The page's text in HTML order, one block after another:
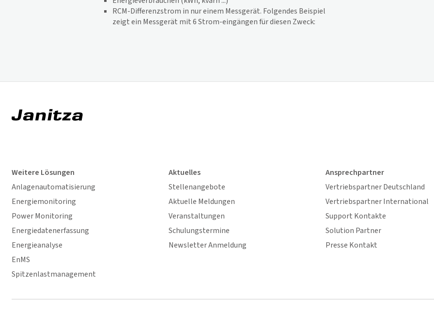
RCM-Differenzstrom in nur einem Messgerät. Folgendes Beispiel
zeigt ein Messgerät mit 6 Strom-eingängen für diesen Zweck:
Weitere Lösungen
Anlagenautomatisierung
Energiemonitoring
Power Monitoring
Energiedatenerfassung
Energieanalyse
EnMS
Spitzenlastmanagement
Aktuelles
Stellenangebote
Aktuelle Meldungen
Veranstaltungen
Schulungstermine
Newsletter Anmeldung
Ansprechpartner
Vertriebspartner Deutschland
Vertriebspartner International
Support Kontakte
Solution Partner
Presse Kontakt